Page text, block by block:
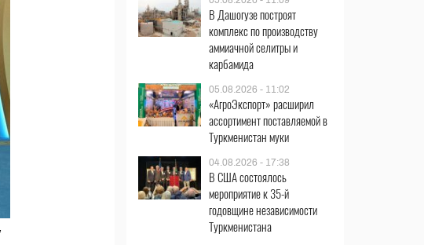
В Дашогузе построят
комплекс по производству
аммиачной селитры и
карбамида
05.08.2026 - 11:02
«АгроЭкспорт» расширил
ассортимент поставляемой в
Туркменистан муки
04.08.2026 - 17:38
В США состоялось
мероприятие к 35-й
годовщине независимости
Туркменистана